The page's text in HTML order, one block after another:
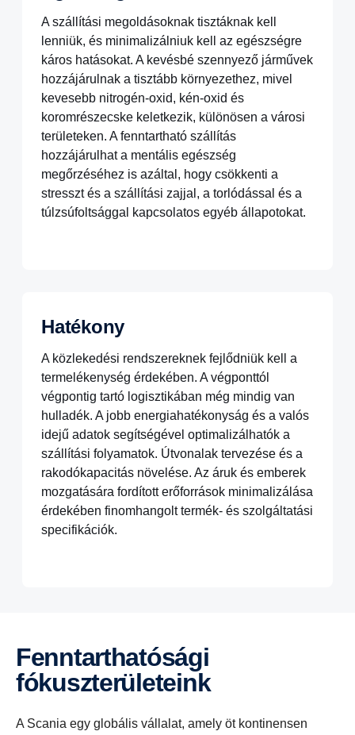
A szállítási megoldásoknak tisztáknak kell
lenniük, és minimalizálniuk kell az egészségre
káros hatásokat. A kevésbé szennyező járművek
hozzájárulnak a tisztább környezethez, mivel
kevesebb nitrogén-oxid, kén-oxid és
koromrészecske keletkezik, különösen a városi
területeken. A fenntartható szállítás
hozzájárulhat a mentális egészség
megőrzéséhez is azáltal, hogy csökkenti a
stresszt és a szállítási zajjal, a torlódással és a
túlzsúfoltsággal kapcsolatos egyéb állapotokat.
Hatékony
A közlekedési rendszereknek fejlődniük kell a
termelékenység érdekében. A végponttól
végpontig tartó logisztikában még mindig van
hulladék. A jobb energiahatékonyság és a valós
idejű adatok segítségével optimalizálhatók a
szállítási folyamatok. Útvonalak tervezése és a
rakodókapacitás növelése. Az áruk és emberek
mozgatására fordított erőforrások minimalizálása
érdekében finomhangolt termék- és szolgáltatási
specifikációk.
Fenntarthatósági
fókuszterületeink
A Scania egy globális vállalat, amely öt kontinensen